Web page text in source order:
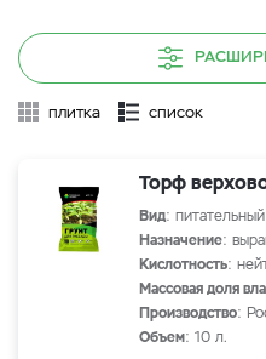
плитка список
Торф
Вид:
Назначение:
Кислотность:
Массовая доля
Производство:
Объем: 10 л.